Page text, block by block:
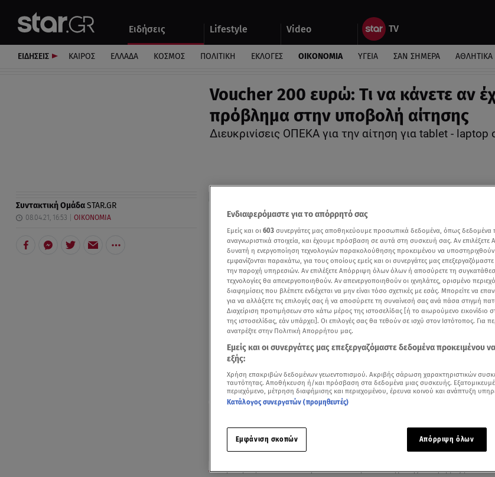
Ειδήσεις Lifestyle Video
Αυτοκίνητο
ΕΙΔΗΣΕΙΣ ΚΑΙΡΟΣ ΕΛΛΑΔΑ ΚΟΣΜΟΣ ΠΟΛΙΤΙΚΗ ΕΚΛΟΓΕΣ ΟΙΚΟΝΟΜΙΑ ΥΓΕΙΑ ΣΑΝ ΣΗΜΕΡΑ ΑΘΛΗΤΙΚΑ
Voucher 200 ευρώ: Τι να κάνετε αν
πρόβλημα στην υποβολή αίτησης
Διευκρινίσεις ΟΠΕΚΑ για την αίτηση για tablet -
Συντακτική ΟμάδαSTAR.GR
08.04.21, 16:53 ΟΙΚΟΝΟΜΙΑ
Add star.gr on Google
Το ρεπορτάζ του δελτίου ειδήσεων του Star για το άνοιγμα της πλατφόρμας για το
Ενδιαφερόμαστε για το απόρρητό σας
Εμείς και οι 603 συνεργάτες μας αποθηκεύουμε προσωπικά δεδομένα, όπως δεδομένα
αναγνωριστικά στοιχεία, και έχουμε πρόσβαση σε αυτά στη συσκευή σας. Αν επιλέξετε
δυνατή η ενεργοποίηση τεχνολογιών παρακολούθησης προκειμένου να
εμφανίζονται παρακάτω, για τους οποίους εμείς και οι συνεργάτες μας
την παροχή υπηρεσιών. Αν επιλέξετε Απόρριψη όλων όλων ή αποσύρετε τη
τεχνολογίες θα απενεργοποιηθούν. Αν απενεργοποιηθούν οι ιχνηλάτες, ορισμένο
διαφημίσεις που βλέπετε ενδέχεται να μην είναι τόσο σχετικές με εσάς. Μπορείτε να
για να αλλάξετε τις επιλογές σας ή να αποσύρετε τη συναίνεσή σας ανά πάσα στιγμή
Διαχείριση προτιμήσεων στο κάτω μέρος της ιστοσελίδας [ή το αιωρούμενο εικονίδιο
της ιστοσελίδας, εάν υπάρχει]. Οι επιλογές σας θα τεθούν σε ισχύ στον Ιστότοπος. Για
ανατρέξτε στην Πολιτική Απορρήτου μας.
Εμείς και οι συνεργάτες μας επεξεργαζόμαστε δεδομένα προκειμένου
εξής:
Χρήση επακριβών δεδομένων γεωεντοπισμού. Ακριβής σάρωση χαρακτηριστικών
ταυτότητας. Αποθήκευση ή/και πρόσβαση στα δεδομένα μιας συσκευής.
περιεχόμενο, μέτρηση διαφήμισης και περιεχομένου, έρευνα κοινού και ανάπτυξη
Κατάλογος συνεργατών (προμηθευτές)
Εμφάνιση σκοπών Απόρριψη όλων